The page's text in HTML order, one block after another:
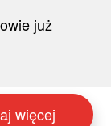
już
więcej